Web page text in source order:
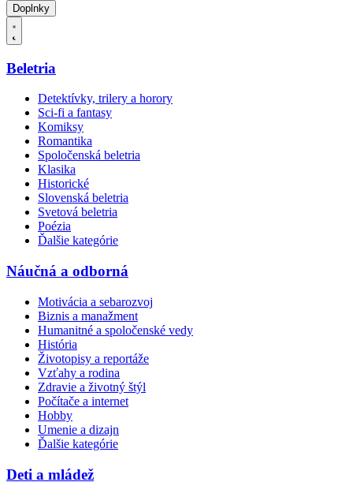
Doplnky
Beletria
Detektívky, trilery a horory
Sci-fi a fantasy
Komiksy
Romantika
Spoločenská beletria
Klasika
Historické
Slovenská beletria
Svetová beletria
Poézia
Ďalšie kategórie
Náučná a odborná
Motivácia a sebarozvoj
Biznis a manažment
Humanitné a spoločenské vedy
História
Životopisy a reportáže
Vzťahy a rodina
Zdravie a životný štýl
Počítače a internet
Hobby
Umenie a dizajn
Ďalšie kategórie
Deti a mládež